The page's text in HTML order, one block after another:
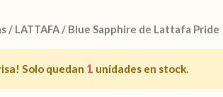
/ LATTAFA/ Blue Sapphire de Lattafa Pride
Solo quedan 1 unidades en stock.